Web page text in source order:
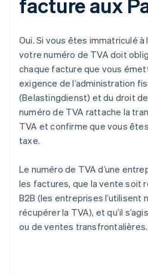
facture aux
Oui. Si vous êtes immatriculé à
votre numéro de TVA doit
chaque facture que vous
exigence de l’administration
(Belastingdienst) et du droit de
numéro de TVA rattache la
TVA et confirme que vous
taxe.
Le numéro de TVA d’une
les factures, que la vente soit
B2B (les entreprises l’utilisent
récupérer la TVA), et qu’il
ou de ventes transfrontalières.